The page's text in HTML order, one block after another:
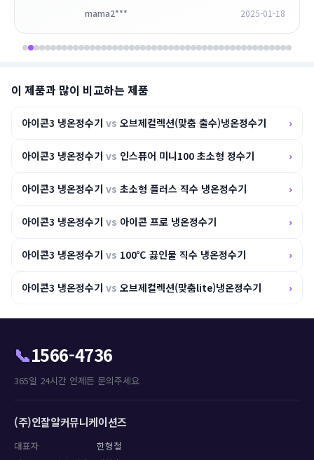
mama2*** 2025-01-18
이 제품과 많이 비교하는 제품
아이콘3 냉온정수기 vs 오브제컬렉션(맞춤 출수)냉온정수기 ›
아이콘3 냉온정수기 vs 인스퓨어 미니100 초소형 정수기 ›
아이콘3 냉온정수기 vs 초소형 플러스 직수 냉온정수기 ›
아이콘3 냉온정수기 vs 아이콘 프로 냉온정수기 ›
아이콘3 냉온정수기 vs 100℃ 끓인물 직수 냉온정수기 ›
아이콘3 냉온정수기 vs 오브제컬렉션(맞춤lite)냉온정수기 ›
📞1566-4736
365일 24시간 언제든 문의주세요
(주)인잘알커뮤니케이션즈
대표자
한형철